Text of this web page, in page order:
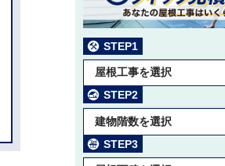
STEP1
屋根工事を選択
STEP2
建物階数を選択
STEP3